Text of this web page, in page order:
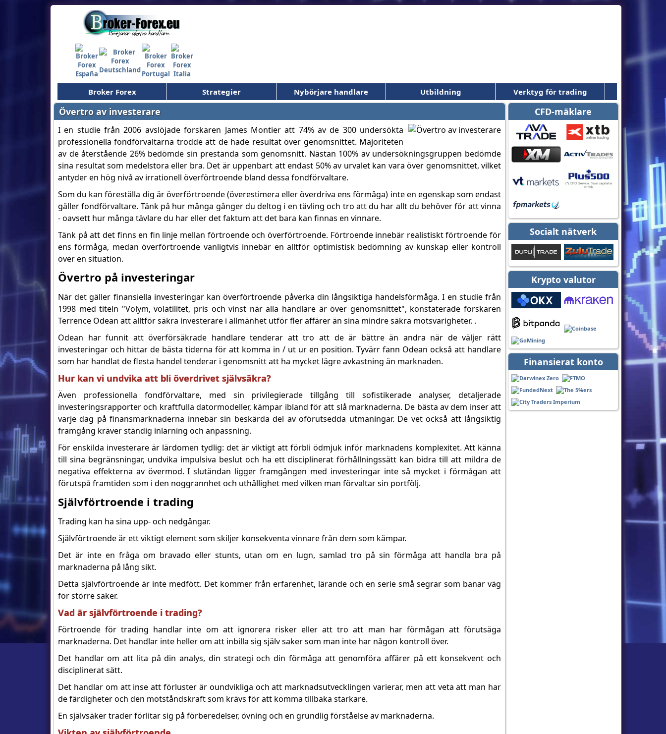
Broker Forex Strategier Nybörjare handlare Utbildning Verktyg för trading
CFD-mäklare
Socialt nätverk
Krypto valutor
Finansierat konto
Övertro av investerare
I en studie från 2006 avslöjade forskaren James Montier att 74% av de 300 undersökta
professionella fondförvaltarna trodde att de hade resultat över genomsnittet. Majoriteten
av de återstående 26% bedömde sin prestanda som genomsnitt. Nästan 100% av undersökningsgruppen bedömde
sina resultat som medelstora eller bra. Det är uppenbart att endast 50% av urvalet kan vara över genomsnittet, vilket
antyder en hög nivå av irrationell överförtroende bland dessa fondförvaltare.
Som du kan föreställa dig är överförtroende (överestimera eller överdriva ens förmåga) inte en egenskap som endast
gäller fondförvaltare. Tänk på hur många gånger du deltog i en tävling och tro att du har allt du behöver för att vinna
- oavsett hur många tävlare du har eller det faktum att det bara kan finnas en vinnare.
Tänk på att det finns en fin linje mellan förtroende och överförtroende. Förtroende innebär realistiskt förtroende för
ens förmåga, medan överförtroende vanligtvis innebär en alltför optimistisk bedömning av kunskap eller kontroll
över en situation.
Övertro på investeringar
När det gäller finansiella investeringar kan överförtroende påverka din långsiktiga handelsförmåga. I en studie från
1998 med titeln "Volym, volatilitet, pris och vinst när alla handlare är över genomsnittet", konstaterade forskaren
Terrence Odean att alltför säkra investerare i allmänhet utför fler affärer än sina mindre säkra motsvarigheter. .
Odean har funnit att överförsäkrade handlare tenderar att tro att de är bättre än andra när de väljer rätt
investeringar och hittar de bästa tiderna för att komma in / ut ur en position. Tyvärr fann Odean också att handlare
som har handlat de flesta handel tenderar i genomsnitt att ha mycket lägre avkastning än marknaden.
Hur kan vi undvika att bli överdrivet självsäkra?
Även professionella fondförvaltare, med sin privilegierade tillgång till sofistikerade analyser, detaljerade
investeringsrapporter och kraftfulla datormodeller, kämpar ibland för att slå marknaderna. De bästa av dem inser att
varje dag på finansmarknaderna innebär sin beskärda del av oförutsedda utmaningar. De vet också att långsiktig
framgång kräver ständig inlärning och anpassning.
För enskilda investerare är lärdomen tydlig: det är viktigt att förbli ödmjuk inför marknadens komplexitet. Att känna
till sina begränsningar, undvika impulsiva beslut och ha ett disciplinerat förhållningssätt kan bidra till att mildra de
negativa effekterna av övermod. I slutändan ligger framgången med investeringar inte så mycket i förmågan att
förutspå framtiden som i den noggrannhet och uthållighet med vilken man förvaltar sin portfölj.
Självförtroende i trading
Trading kan ha sina upp- och nedgångar.
Självförtroende är ett viktigt element som skiljer konsekventa vinnare från dem som kämpar.
Det är inte en fråga om bravado eller stunts, utan om en lugn, samlad tro på sin förmåga att handla bra på
marknaderna på lång sikt.
Detta självförtroende är inte medfött. Det kommer från erfarenhet, lärande och en serie små segrar som banar väg
för större saker.
Vad är självförtroende i trading?
Förtroende för trading handlar inte om att ignorera risker eller att tro att man har förmågan att förutsäga
marknaderna. Det handlar inte heller om att inbilla sig själv saker som man inte har någon kontroll över.
Det handlar om att lita på din analys, din strategi och din förmåga att genomföra affärer på ett konsekvent och
disciplinerat sätt.
Det handlar om att inse att förluster är oundvikliga och att marknadsutvecklingen varierar, men att veta att man har
de färdigheter och den motståndskraft som krävs för att komma tillbaka starkare.
En självsäker trader förlitar sig på förberedelser, övning och en grundlig förståelse av marknaderna.